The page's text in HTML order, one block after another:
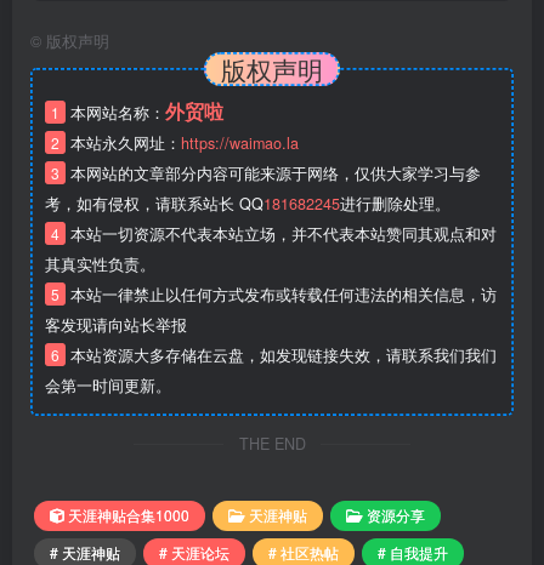
© 版权声明
版权声明
1 本网站名称： 外贸啦
2 本站永久网址： https://waimao.la
3 本网站的文章部分内容可能来源于网络，仅供大家学习与参
考，如有侵权，请联系站长 QQ181682245进行删除处理。
4 本站一切资源不代表本站立场，并不代表本站赞同其观点和对
其真实性负责。
5 本站一律禁止以任何方式发布或转载任何违法的相关信息，访
客发现请向站长举报
6 本站资源大多存储在云盘，如发现链接失效，请联系我们我们
会第一时间更新。
THE END
天涯神贴合集1000 天涯神贴
资源分享
# 天涯神贴
# 天涯论坛 # 社区热帖
# 自我提升